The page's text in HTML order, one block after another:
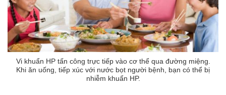
Vi khuẩn HP tấn công trực tiếp vào cơ thể qua đường miệng.
Khi ăn uống, tiếp xúc với nước bọt người bệnh, bạn có thể bị
nhiễm khuẩn HP.